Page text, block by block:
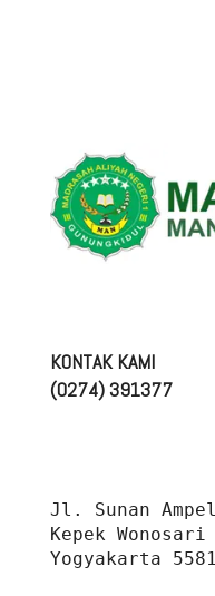
KONTAK KAMI
(0274) 391377
Jl. Sunan
Kepek
Yogyakarta